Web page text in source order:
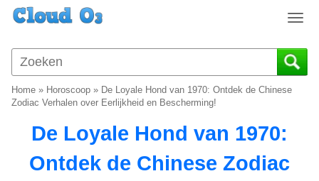
T
g
g
Home » Horoscoop » De Loyale Hond van 1970: Ontdek de Chinese
Zodiac Verhalen over Eerlijkheid en Bescherming!
De Loyale Hond van 1970:
Ontdek de Chinese Zodiac